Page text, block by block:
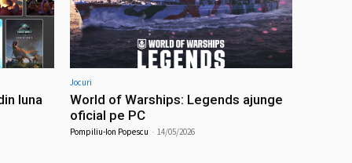
luna
Jocuri
World of Warships: Legends ajunge
oficial pe PC
Pompiliu-Ion Popescu - 14/05/2026